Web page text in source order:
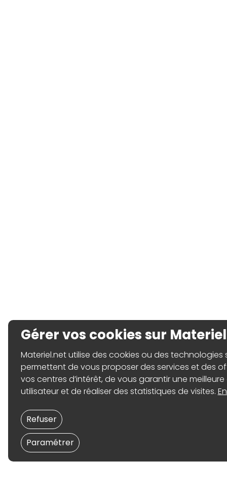
Gérer vos cookies sur
Materiel.net utilise des cookies ou des technologies
permettent de vous proposer des services et des
vos centres d’intérêt, de vous garantir une
utilisateur et de réaliser des statistiques de visites.
Paramétrer
Refuser